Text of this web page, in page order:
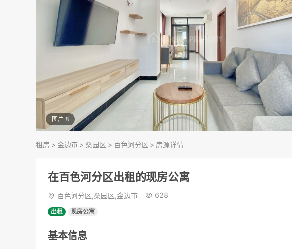
图片 8
租房 > 金边市 > 桑园区 > 百色河分区 > 房源详情
在百色河分区出租的现房公寓
百色河分区,桑园区,金边市 628
出租 现房公寓
基本信息